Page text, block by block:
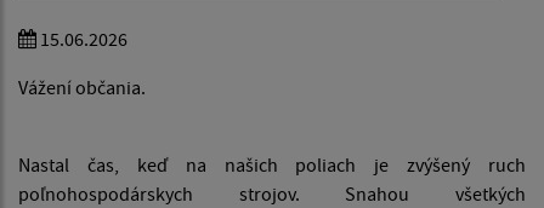
15.06.2026
Vážení občania.
Nastal čas, keď na našich poliach je zvýšený ruch
poľnohospodárskych strojov. Snahou všetkých